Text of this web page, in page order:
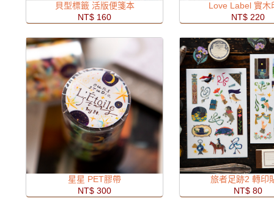
貝型標籤 活版便箋本
NT$ 160
Love Label 實木
NT$ 220
星星 PET膠帶
NT$ 300
旅者足跡2 轉印
NT$ 80